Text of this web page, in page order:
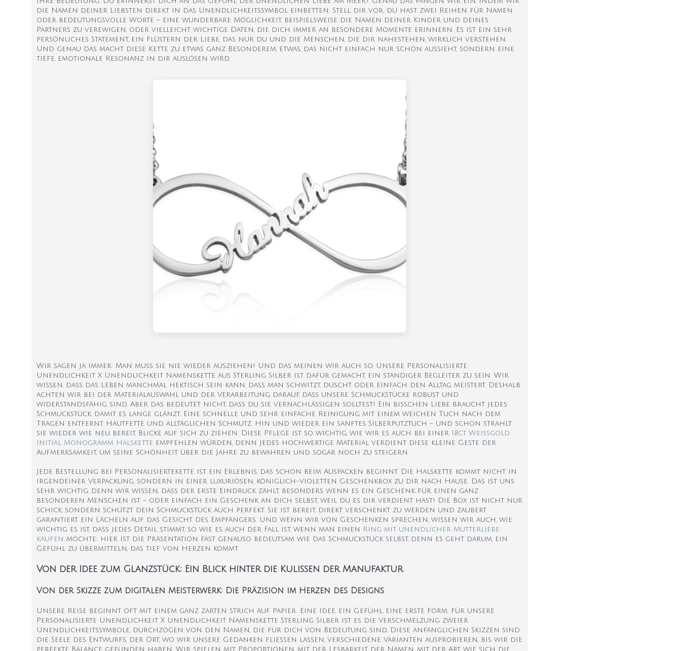
die Namen deiner Liebsten direkt in das Unendlichkeitssymbol einbetten. Stell dir vor, du hast zwei Reihen für Namen
oder bedeutungsvolle Worte – eine wunderbare Möglichkeit, beispielsweise die Namen deiner Kinder und deines
Partners zu verewigen, oder vielleicht wichtige Daten, die dich immer an besondere Momente erinnern. Es ist ein sehr
persönliches Statement, ein Flüstern der Liebe, das nur du und die Menschen, die dir nahestehen, wirklich verstehen.
Und genau das macht diese Kette zu etwas ganz Besonderem, etwas, das nicht einfach nur schön aussieht, sondern eine
tiefe, emotionale Resonanz in dir auslösen wird.
Wir sagen ja immer: Man muss sie nie wieder ausziehen! Und das meinen wir auch so. Unsere Personalisierte
Unendlichkeit X Unendlichkeit Namenskette aus Sterling Silber ist dafür gemacht, ein ständiger Begleiter zu sein. Wir
wissen, dass das Leben manchmal hektisch sein kann, dass man schwitzt, duscht oder einfach den Alltag meistert. Deshalb
achten wir bei der Materialauswahl und der Verarbeitung darauf, dass unsere Schmuckstücke robust und
widerstandsfähig sind. Aber das bedeutet nicht, dass du sie vernachlässigen solltest! Ein bisschen Liebe braucht jedes
Schmuckstück, damit es lange glänzt. Eine schnelle und sehr einfache Reinigung mit einem weichen Tuch nach dem
Tragen entfernt Hautfette und alltäglichen Schmutz. Hin und wieder ein sanftes Silberputztuch – und schon strahlt
sie wieder wie neu, bereit, Blicke auf sich zu ziehen. Diese Pflege ist so wichtig, wie wir es auch bei einer 18ct Weißgold
Initial Monogramm Halskette empfehlen würden, denn jedes hochwertige Material verdient diese kleine Geste der
Aufmerksamkeit, um seine Schönheit über die Jahre zu bewahren und sogar noch zu steigern.
Jede Bestellung bei Personalisiertekette ist ein Erlebnis, das schon beim Auspacken beginnt. Die Halskette kommt nicht in
irgendeiner Verpackung, sondern in einer luxuriösen, königlich-violetten Geschenkbox zu dir nach Hause. Das ist uns
sehr wichtig, denn wir wissen, dass der erste Eindruck zählt, besonders wenn es ein Geschenk für einen ganz
besonderen Menschen ist – oder einfach ein Geschenk an dich selbst, weil du es dir verdient hast! Die Box ist nicht nur
schick, sondern schützt dein Schmuckstück auch perfekt. Sie ist bereit, direkt verschenkt zu werden und zaubert
garantiert ein Lächeln auf das Gesicht des Empfängers. Und wenn wir von Geschenken sprechen, wissen wir auch, wie
wichtig es ist, dass jedes Detail stimmt, so wie es auch der Fall ist, wenn man einen
Ring mit unendlicher Mutterliebe
kaufen möchte; hier ist die Präsentation fast genauso bedeutsam wie das Schmuckstück selbst, denn es geht darum, ein
Gefühl zu übermitteln, das tief von Herzen kommt.
Von der Idee zum Glanzstück: Ein Blick hinter die Kulissen der Manufaktur
Von der Skizze zum digitalen Meisterwerk: Die Präzision im Herzen des Designs
Unsere Reise beginnt oft mit einem ganz zarten Strich auf Papier. Eine Idee, ein Gefühl, eine erste Form. Für unsere
Personalisierte Unendlichkeit X Unendlichkeit Namenskette Sterling Silber ist es die Verschmelzung zweier
Unendlichkeitssymbole, durchzogen von den Namen, die für dich von Bedeutung sind. Diese anfänglichen Skizzen sind
die Seele des Entwurfs, der Ort, wo wir unsere Gedanken fließen lassen, verschiedene Varianten ausprobieren, bis wir die
perfekte Balance gefunden haben. Wir spielen mit Proportionen, mit der Lesbarkeit der Namen, mit der Art, wie sich die